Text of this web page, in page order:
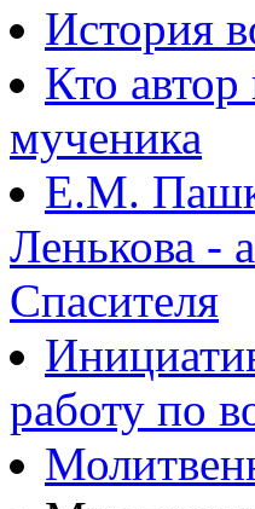
История
Кто
мученика
Е.М.
Ленькова -
Спасителя
работу по